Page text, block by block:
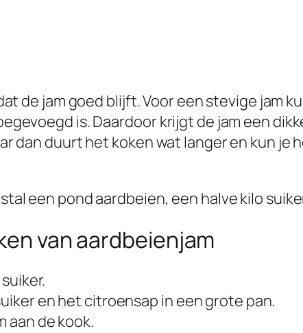
de jam goed blijft. Voor een stevige jam
is. Daardoor krijgt de jam een
dan duurt het koken wat langer en kun
een pond aardbeien, een halve kilo
van aardbeienjam
en het citroensap in een grote pan.
aan de kook.